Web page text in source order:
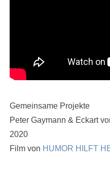
Gemeinsame Projekte
Peter Gaymann & Eckart
2020
Film von HUMOR HILFT